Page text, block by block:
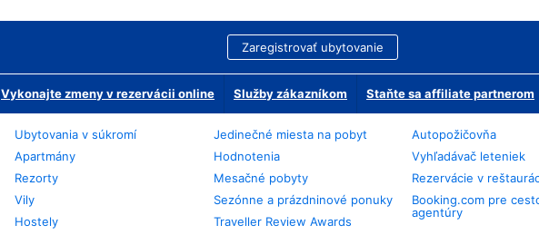
Zaregistrovať ubytovanie
Vykonajte zmeny v rezervácii online Služby zákazníkom Staňte sa affiliate partnerom
Ubytovania v súkromí
Apartmány
Rezorty
Vily
Hostely
Jedinečné miesta na pobyt
Hodnotenia
Mesačné pobyty
Sezónne a prázdninové ponuky
Traveller Review Awards
Autopožičovňa
Vyhľadávač leteniek
Rezervácie v
Booking.com pre
agentúry